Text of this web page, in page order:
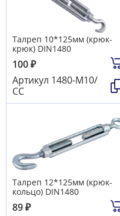
Талреп 10*125мм (крюк-
крюк) DIN1480
100₽
Артикул 1480-М10/
СС
Талреп 12*125мм (крюк-
кольцо) DIN1480
89₽